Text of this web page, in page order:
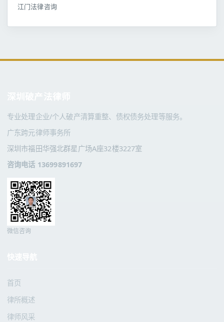
江门法律咨询
专业处理企业/个人破产清算重整、债权债务处理等服务。
广东跨元律师事务所
深圳市福田华强北群星广场A座32楼3227室
咨询电话 13699891697
微信咨询
首页
律所概述
律师风采